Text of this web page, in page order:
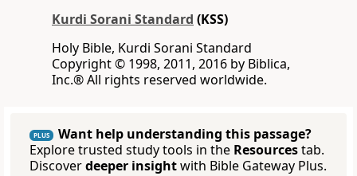
Kurdi Sorani Standard (KSS)
Holy Bible, Kurdi Sorani Standard
‪Copyright © 1998, 2011, 2016 by Biblica,
Inc‎.‎®‎‎ ‪All rights reserved worldwide‎.
PLUS
Want help understanding this passage?
Explore trusted study tools in the Resourcestab.
Discoverdeeper insightwith Bible Gateway Plus.